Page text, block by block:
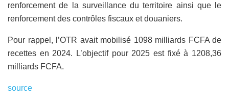
renforcement de la surveillance du territoire ainsi que le
renforcement des contrôles fiscaux et douaniers.
Pour rappel, l’OTR avait mobilisé 1098 milliards FCFA de
recettes en 2024. L’objectif pour 2025 est fixé à 1208,36
milliards FCFA.
source